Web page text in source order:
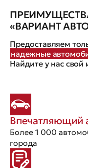
«ВАРИАНТ
Предоставляем
надежные
Найдите у нас
Впечатляющий
Более 1 000
города